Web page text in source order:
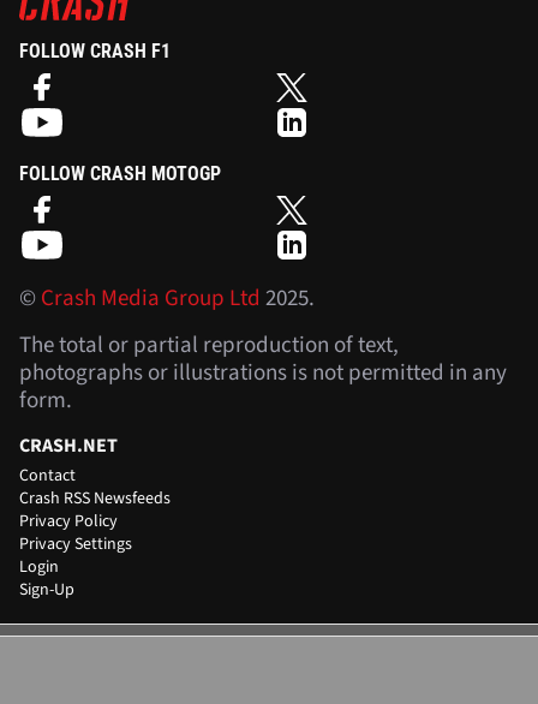
FOLLOW CRASH F1
FOLLOW CRASH MOTOGP
©Crash Media Group Ltd 2025.
The total or partial reproduction of text,
photographs or illustrations is not permitted in any
form.
CRASH.NET
Contact
Crash RSS Newsfeeds
Privacy Policy
Privacy Settings
Login
Sign-Up